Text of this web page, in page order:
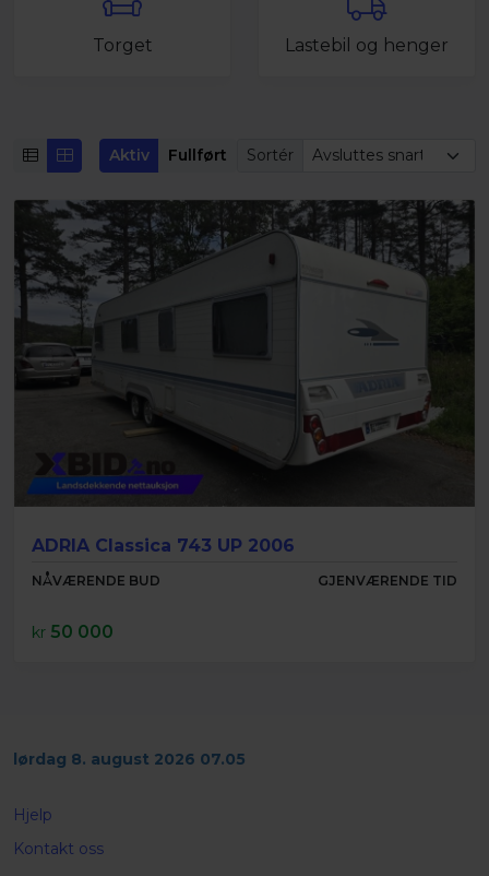
Torget Lastebil og henger
Aktiv Fullført Sortér
ADRIA Classica 743 UP 2006
NÅVÆRENDE BUD GJENVÆRENDE TID
kr 50 000
lørdag 8. august 2026 07.05
Hjelp
Kontakt oss